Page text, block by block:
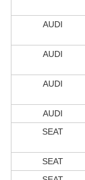
AUDI
AUDI
AUDI
AUDI
SEAT
SEAT